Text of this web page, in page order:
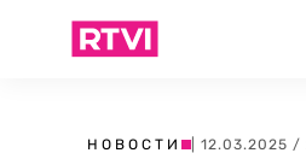
НОВОСТИ | 12.03.2025 /